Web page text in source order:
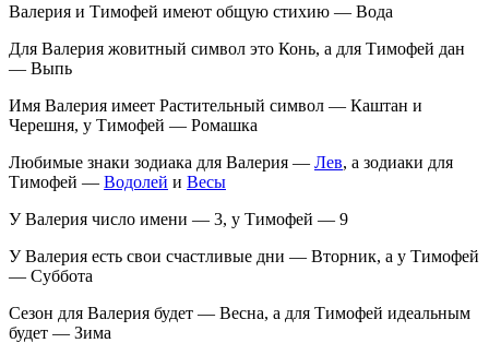
Валерия и Тимофей имеют общую стихию — Вода
Для Валерия жовитный символ это Конь, а для Тимофей дан
— Выпь
Имя Валерия имеет Растительный символ — Каштан и
Черешня, у Тимофей — Ромашка
Любимые знаки зодиака для Валерия — Лев, а зодиаки для
Тимофей — Водолей и Весы
У Валерия число имени — 3, у Тимофей — 9
У Валерия есть свои счастливые дни — Вторник, а у Тимофей
— Суббота
Сезон для Валерия будет — Весна, а для Тимофей идеальным
будет — Зима